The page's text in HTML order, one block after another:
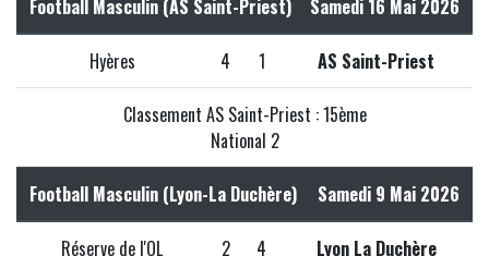
Football Masculin (AS Saint-Priest) Samedi 16 Mai 2026
Hyères 4 1 AS Saint-Priest
Classement AS Saint-Priest : 15ème
National 2
Football Masculin (Lyon-La Duchère) Samedi 9 Mai 2026
Réserve de l'OL 2 4 Lyon La Duchère